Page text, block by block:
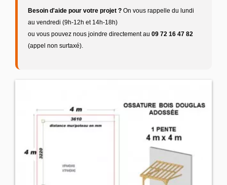
Besoin d'aide pour votre projet ? On vous rappelle du lundi
au vendredi (9h-12h et 14h-18h)
ou vous pouvez nous joindre directement au 09 72 16 47 82
(appel non surtaxé).